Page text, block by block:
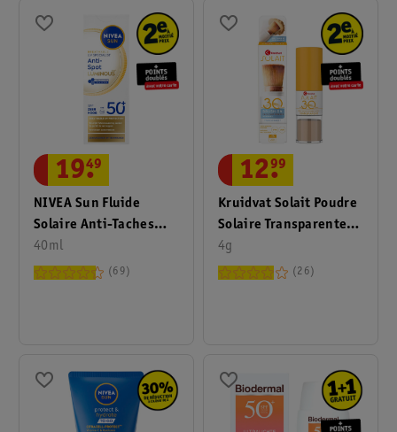
NIVEA Sun Fluide
Solaire Anti-Taches
Breathable UV
Specialist
40ml
19.
49
69
Kruidvat Solait Poudre
Solaire Transparente
Powder Brush On Face
FPS30
4g
12.
99
26